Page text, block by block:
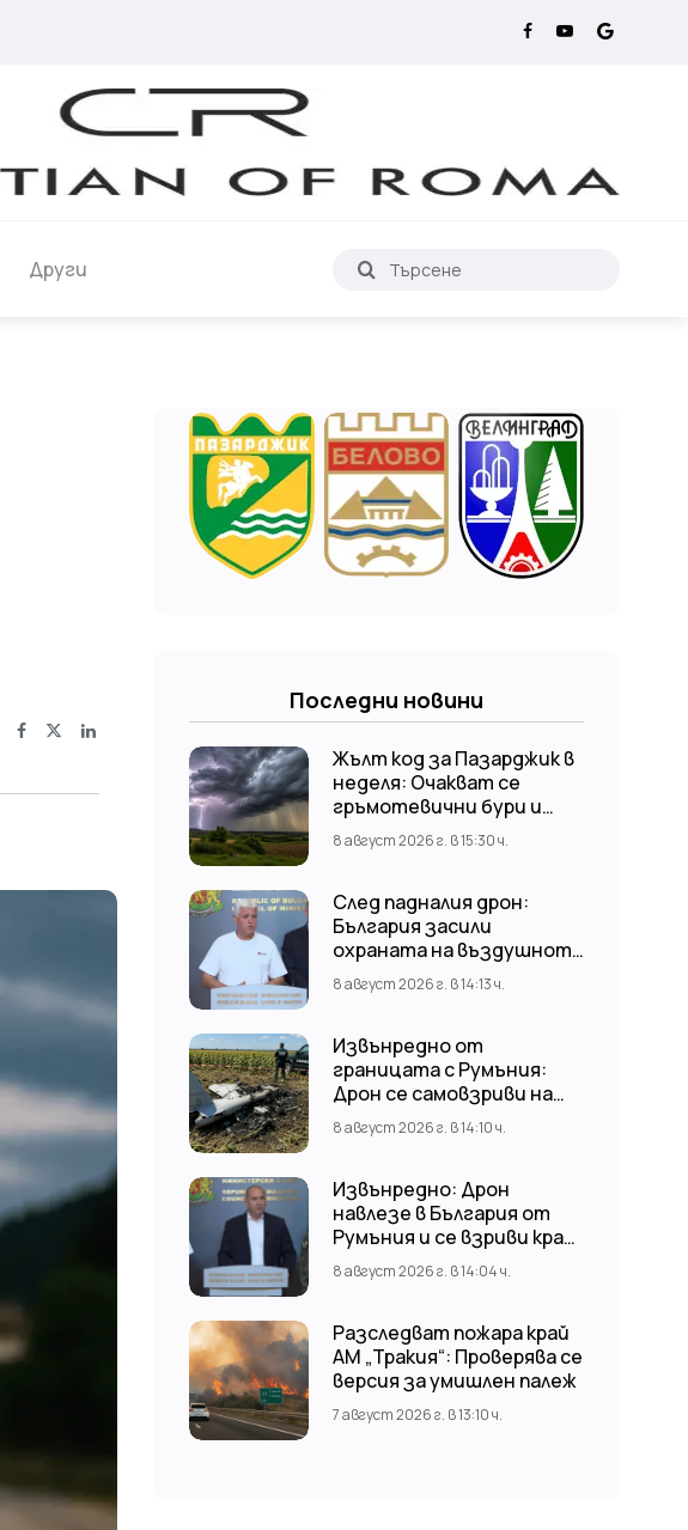
Други
Последни новини
Жълт код за Пазарджик в
неделя: Очакват се
гръмотевични бури и
градушки
8 август 2026 г. в 15:30 ч.
След падналия дрон:
България засили
охраната на въздушното
пространство
8 август 2026 г. в 14:13 ч.
Извънредно от
границата с Румъния:
Дрон се самовзриви на
българска територия,
няма щети
8 август 2026 г. в 14:10 ч.
Извънредно: Дрон
навлезе в България от
Румъния и се взриви край
стратегически обект
8 август 2026 г. в 14:04 ч.
Разследват пожара край
АМ „Тракия“: Проверява се
версия за умишлен палеж
7 август 2026 г. в 13:10 ч.